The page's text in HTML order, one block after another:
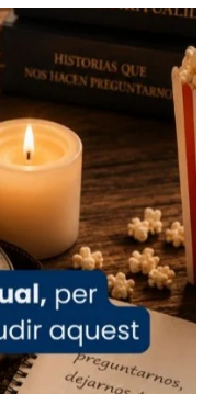
Vatican
news/2026-
papa-viaje-
ens